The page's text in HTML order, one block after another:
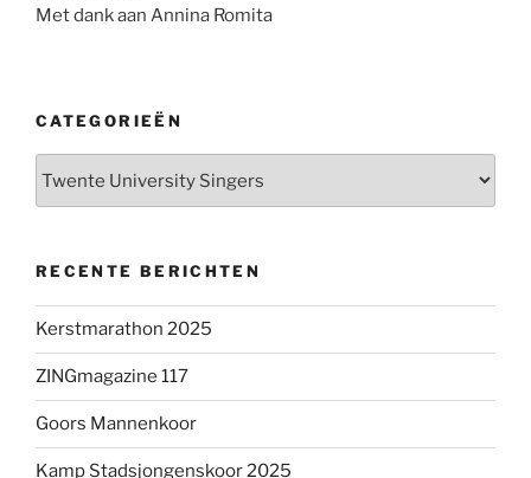
Met dank aan Annina Romita
CATEGORIEËN
RECENTE BERICHTEN
Kerstmarathon 2025
ZINGmagazine 117
Goors Mannenkoor
Kamp Stadsjongenskoor 2025